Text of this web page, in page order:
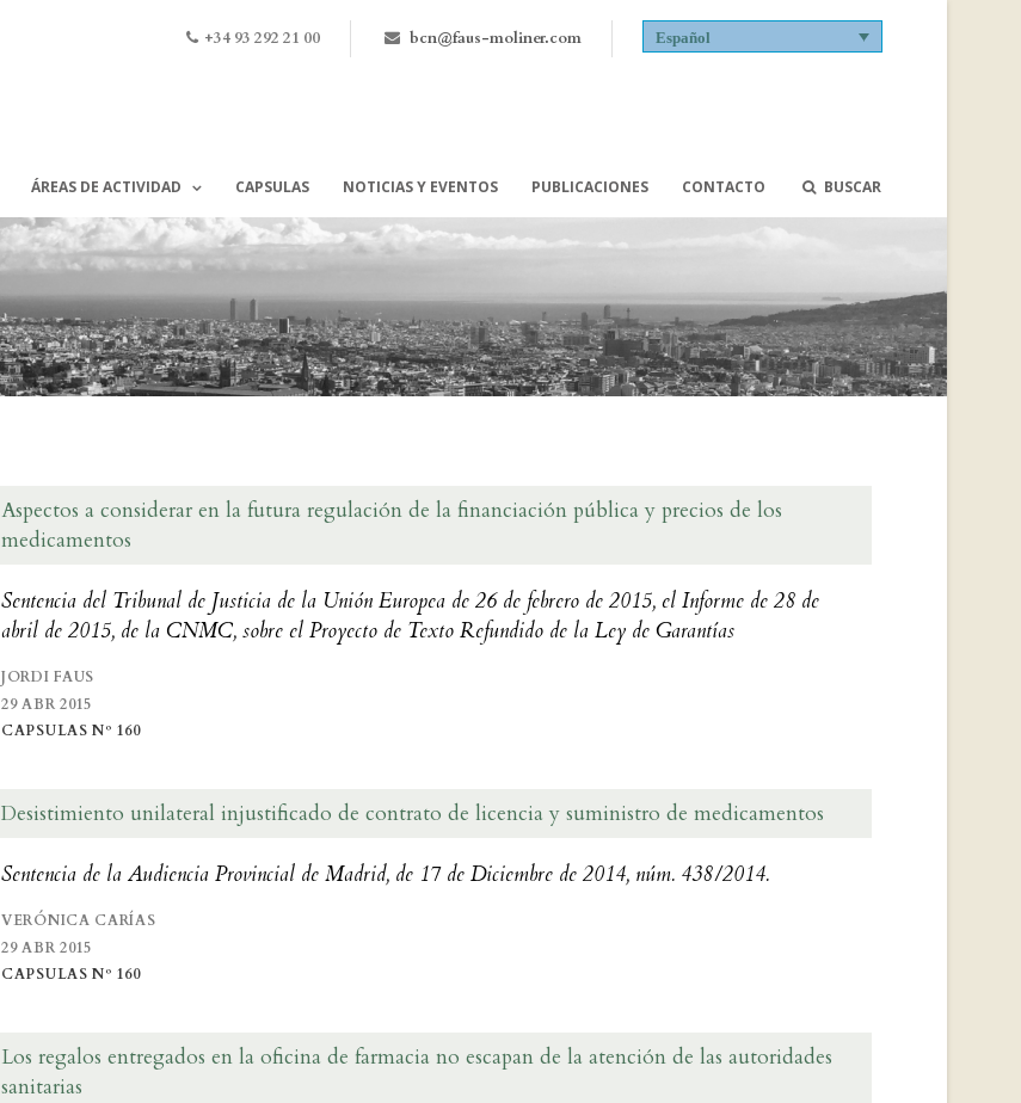
+34 93 292 21 00 bcn@faus-moliner.com Español
ÁREAS DE ACTIVIDAD CAPSULAS NOTICIAS Y EVENTOS PUBLICACIONES CONTACTO BUSCAR
Aspectos a considerar en la futura regulación de la financiación pública y precios de los
medicamentos
Sentencia del Tribunal de Justicia de la Unión Europea de 26 de febrero de 2015, el Informe de 28 de
abril de 2015, de la CNMC, sobre el Proyecto de Texto Refundido de la Ley de Garantías
JORDI FAUS
29 ABR 2015
CAPSULAS Nº 160
Desistimiento unilateral injustificado de contrato de licencia y suministro de medicamentos
Sentencia de la Audiencia Provincial de Madrid, de 17 de Diciembre de 2014, núm. 438/2014.
VERÓNICA CARÍAS
29 ABR 2015
CAPSULAS Nº 160
Los regalos entregados en la oficina de farmacia no escapan de la atención de las autoridades
sanitarias